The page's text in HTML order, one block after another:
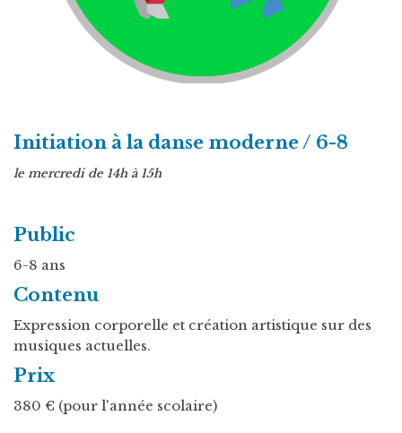
Initiation à la danse moderne / 6-8
le mercredi de 14h à 15h
Public
6-8 ans
Contenu
Expression corporelle et création artistique sur des
musiques actuelles.
Prix
380 € (pour l'année scolaire)